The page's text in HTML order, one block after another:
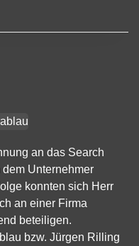
an das Search
Unternehmer
konnten sich Herr
an einer Firma
beteiligen.
bzw. Jürgen Rilling